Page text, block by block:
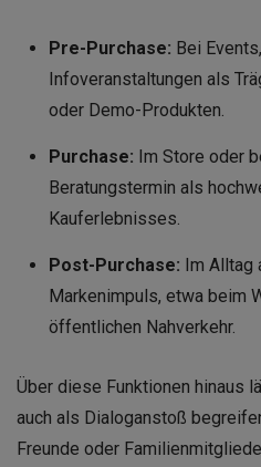
Pre-Purchase: Bei
Infoveranstaltungen als
oder Demo-Produkten.
Purchase: Im Store oder
Beratungstermin als
Kauferlebnisses.
Post-Purchase: Im
Markenimpuls, etwa beim
öffentlichen Nahverkehr.
Über diese Funktionen hinaus
auch als Dialoganstoß
Freunde oder